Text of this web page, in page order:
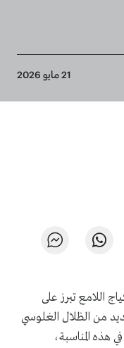
21 مايو 2026
اللامع تبرز على
الأضحى 2026 مع العديد من الظلال الغلوسي
هذه المناسبة،